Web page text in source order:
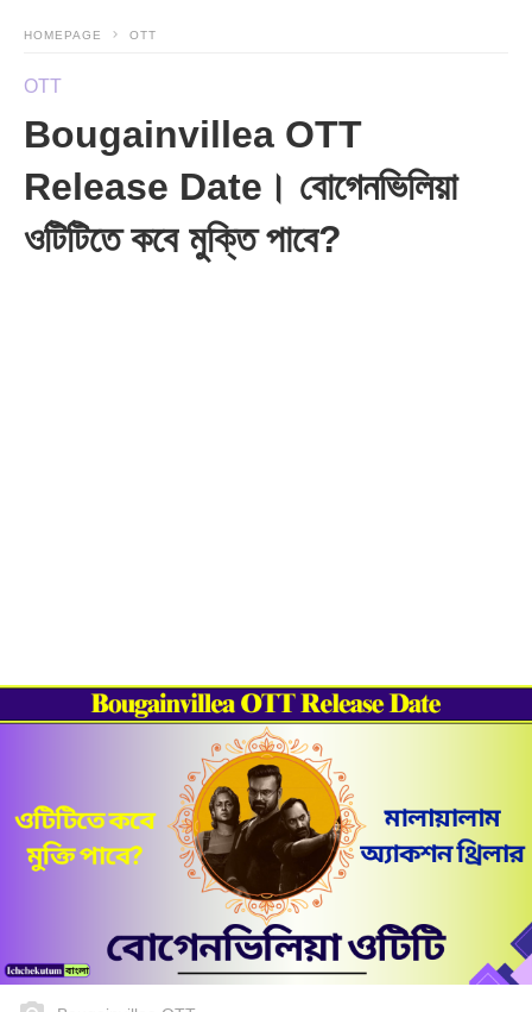
HOMEPAGE OTT
OTT
Bougainvillea OTT
Release Date। বোগেনভিলিয়া
ওটিটিতে কবে মুক্তি পাবে?